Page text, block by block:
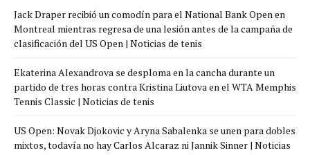
Jack Draper recibió un comodín para el National Bank Open en
Montreal mientras regresa de una lesión antes de la campaña de
clasificación del US Open | Noticias de tenis
Ekaterina Alexandrova se desploma en la cancha durante un
partido de tres horas contra Kristina Liutova en el WTA Memphis
Tennis Classic | Noticias de tenis
US Open: Novak Djokovic y Aryna Sabalenka se unen para dobles
mixtos, todavía no hay Carlos Alcaraz ni Jannik Sinner | Noticias